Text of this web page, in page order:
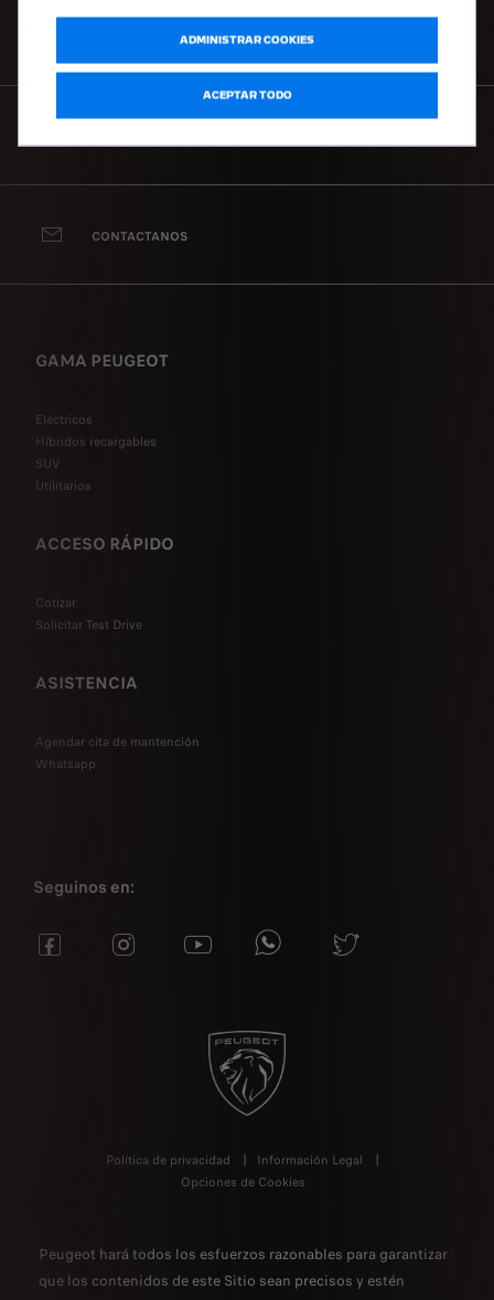
SOLICITAR CATÁLOGO
CONTACTANOS
GAMA PEUGEOT
Eléctricos
Híbridos recargables
SUV
Utilitarios
ACCESO RÁPIDO
Cotizar
Solicitar Test Drive
ASISTENCIA
Agendar cita de mantención
Whatsapp
Seguinos en:
Política de privacidad
Información Legal
Opciones de Cookies
Peugeot hará todos los esfuerzos razonables para garantizar
que los contenidos de este Sitio sean precisos y estén
ADMINISTRAR COOKIES
ACEPTAR TODO